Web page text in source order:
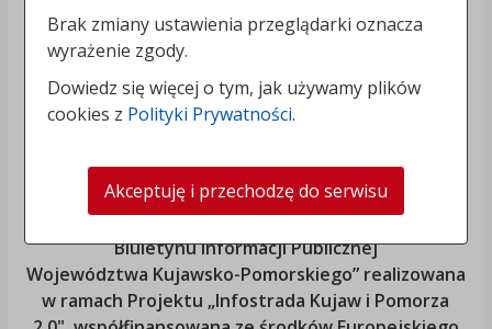
„Rozbudowa i modernizacja Systemu Regionalnego
Biuletynu Informacji Publicznej
Województwa Kujawsko-Pomorskiego” realizowana
w ramach Projektu „Infostrada Kujaw i Pomorza
Brak zmiany ustawienia przeglądarki oznacza
wyrażenie zgody.
Dowiedz się więcej o tym, jak używamy plików
cookies z Polityki Prywatności.
Akceptuję i przechodzę do serwisu